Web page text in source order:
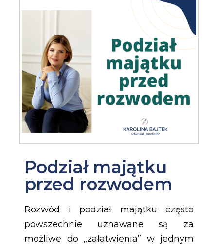
Podział majątku
przed rozwodem
Rozwód i podział majątku często
powszechnie uznawane są za
możliwe do „załatwienia” w jednym